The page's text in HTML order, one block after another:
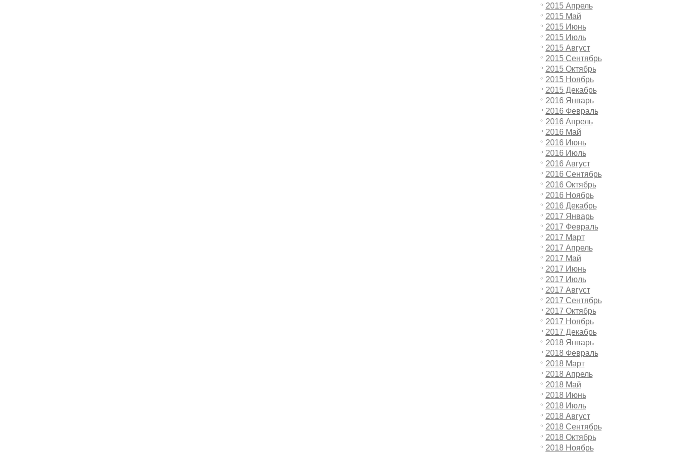
2015 Апрель
2015 Май
2015 Июнь
2015 Июль
2015 Август
2015 Сентябрь
2015 Октябрь
2015 Ноябрь
2015 Декабрь
2016 Январь
2016 Февраль
2016 Апрель
2016 Май
2016 Июнь
2016 Июль
2016 Август
2016 Сентябрь
2016 Октябрь
2016 Ноябрь
2016 Декабрь
2017 Январь
2017 Февраль
2017 Март
2017 Апрель
2017 Май
2017 Июнь
2017 Июль
2017 Август
2017 Сентябрь
2017 Октябрь
2017 Ноябрь
2017 Декабрь
2018 Январь
2018 Февраль
2018 Март
2018 Апрель
2018 Май
2018 Июнь
2018 Июль
2018 Август
2018 Сентябрь
2018 Октябрь
2018 Ноябрь